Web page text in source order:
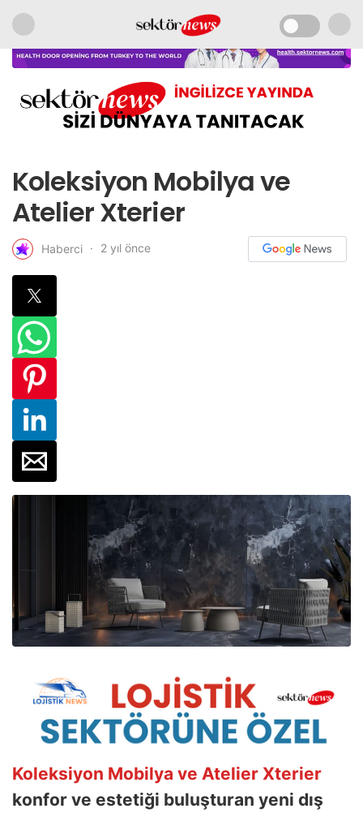
Koleksiyon Mobilya ve
Atelier Xterier
Haberci 2 yıl önce
Koleksiyon Mobilya ve Atelier Xterier
konfor ve estetiği buluşturan yeni dış